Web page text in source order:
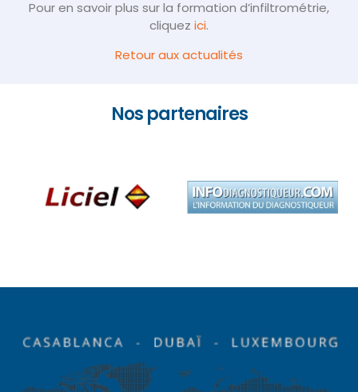
Pour en savoir plus sur la formation d’infiltrométrie,
cliquez ici.
Retour aux actualités
Nos partenaires